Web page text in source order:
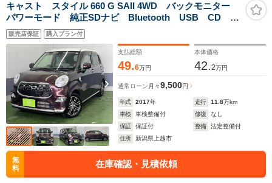
キャスト スタイル 660 G SAII 4WD バックモニター
パワーモード 純正SDナビ Bluetooth USB CD
DVD フルセグTV 衝突軽減ブレーキ アイドリングス
トップ 寒冷地仕様 盗難防止装置 フォグ オート
販売店保証 購入プラン付
支払総額
49.6万円
本体価格
42.2万円
通常ローン 月々9,500円
年式 2017年 走行 11.8万km
車検
車検整備付 修復
なし
保証
保証付 整備
法定整備付
住所
新潟県上越市
無
料
在庫確認・見積依頼